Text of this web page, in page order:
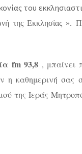
του
της Εκκλησίας ».
fm93,8 , μπαίνει
καθημερινή σας
της Ιεράς